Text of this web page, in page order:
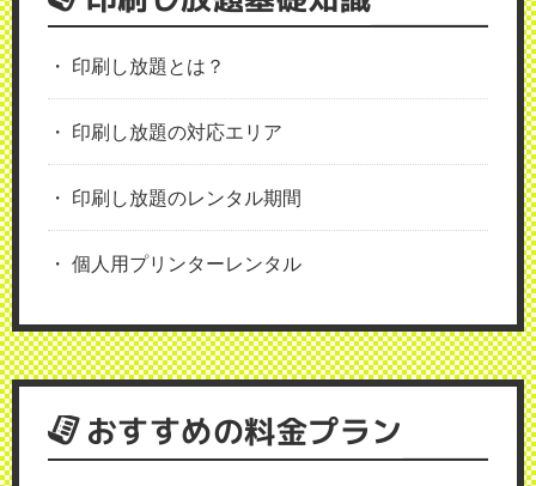
印刷し放題とは？
印刷し放題の対応エリア
印刷し放題のレンタル期間
個人用プリンターレンタル
おすすめの料金プラン